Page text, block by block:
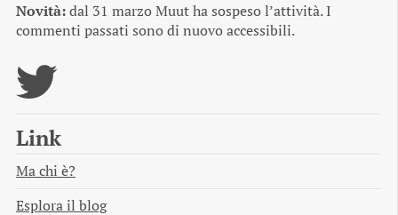
Novità:dal 31 marzo Muut ha sospeso l’attività. I
commenti passati sono di nuovo accessibili.
Link
Ma chi è?
Esplora il blog